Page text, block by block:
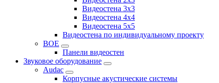
Видеостена 3x3
Видеостена 4x4
Видеостена 5x5
Видеостена по индивидуальному проекту
BOE
Панели видеостен
Звуковое оборудование
Audac
Корпусные акустические системы